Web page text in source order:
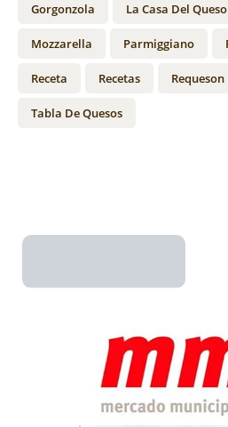
Gorgonzola La Casa Del
Mozzarella Parmiggiano
Receta Recetas Requeson
Tabla De Quesos